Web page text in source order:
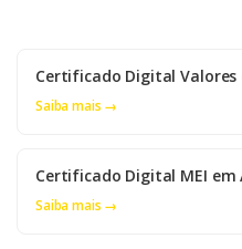
Certificado Digital Valores
Saiba mais →
Certificado Digital MEI em
Saiba mais →